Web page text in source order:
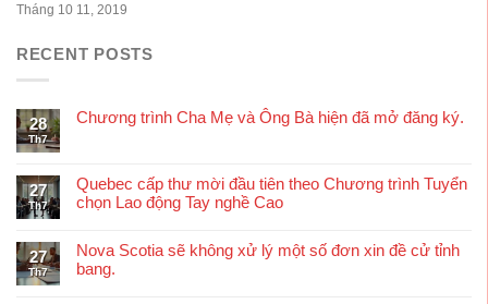
Tháng 10 11, 2019
RECENT POSTS
28
Th7
Chương trình Cha Mẹ và Ông Bà hiện đã mở đăng ký.
27
Th7
Quebec cấp thư mời đầu tiên theo Chương trình Tuyển
chọn Lao động Tay nghề Cao
27
Th7
Nova Scotia sẽ không xử lý một số đơn xin đề cử tỉnh
bang.